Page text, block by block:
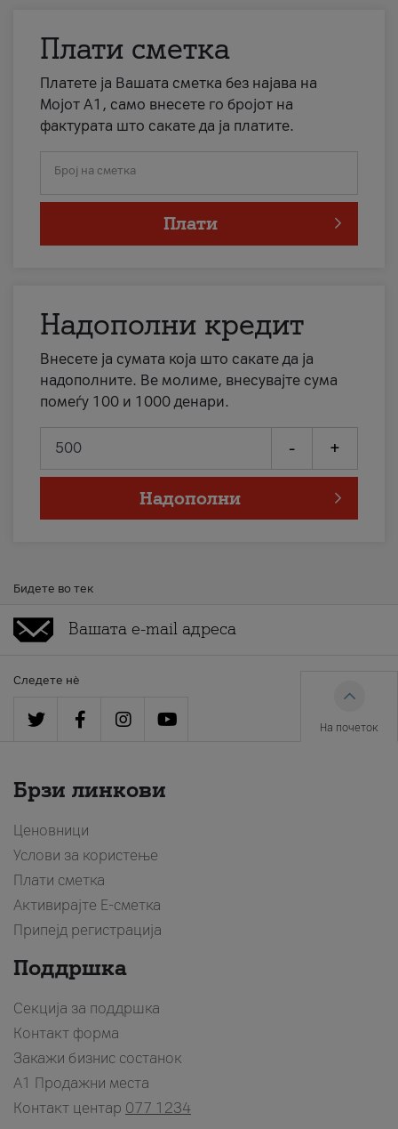
Плати сметка
Платете ја Вашата сметка без најава на
Мојот А1, само внесете го бројот на
фактурата што сакате да ја платите.
Број на сметка
Плати
Надополни кредит
Внесете ја сумата која што сакате да ја
надополните. Ве молиме, внесувајте сума
помеѓу 100 и 1000 денари.
- +
Надополни
Бидете во тек
Следете нè
На почеток
Брзи линкови
Ценовници
Услови за користење
Плати сметка
Активирајте Е-сметка
Припејд регистрација
Поддршка
Секција за поддршка
Контакт форма
Закажи бизнис состанок
A1 Продажни места
Контакт центар 077 1234